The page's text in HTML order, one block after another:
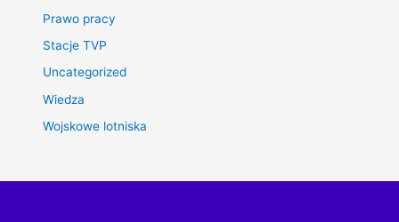
Prawo pracy
Stacje TVP
Uncategorized
Wiedza
Wojskowe lotniska